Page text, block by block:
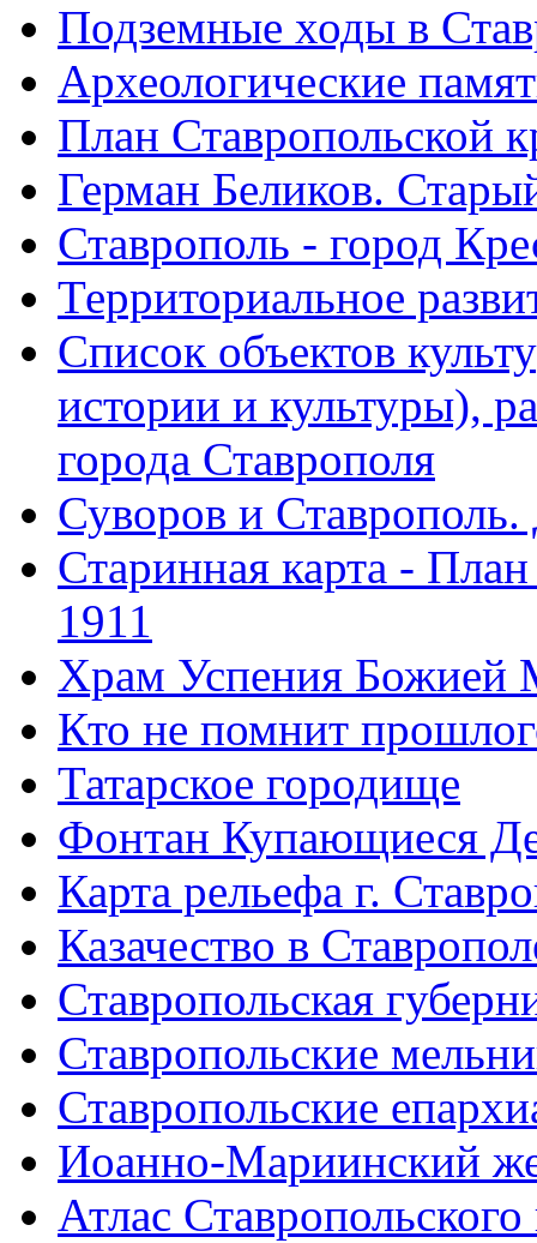
Подземные ходы в
Археологические
План Ставропольской
Герман Беликов.
Ставрополь - город
Территориальное
Список объектов
истории и культуры),
города Ставрополя
Суворов и
Старинная карта -
1911
Храм Успения Божией
Кто не помнит
Татарское городище
Фонтан Купающиеся
Карта рельефа г.
Казачество в
Ставропольская
Ставропольские
Ставропольские
Иоанно-Мариинский
Атлас